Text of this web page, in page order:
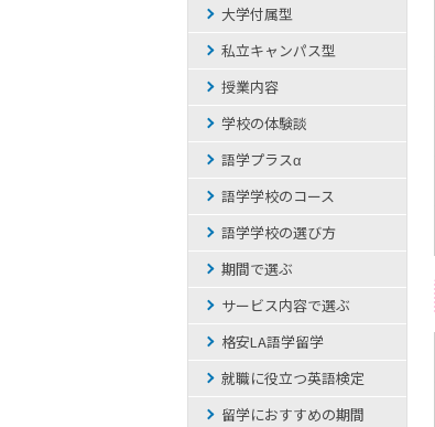
大学付属型
私立キャンパス型
授業内容
学校の体験談
語学プラスα
語学学校のコース
語学学校の選び方
期間で選ぶ
サービス内容で選ぶ
格安LA語学留学
就職に役立つ英語検定
留学におすすめの期間